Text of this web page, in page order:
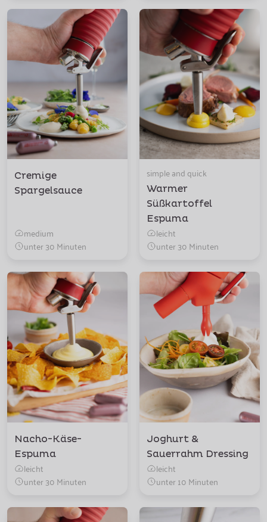
Cremige
Spargelsauce
medium
unter 30 Minuten
simple and quick
Warmer
Süßkartoffel
Espuma
leicht
unter 30 Minuten
Nacho-Käse-
Espuma
leicht
unter 30 Minuten
Joghurt &
Sauerrahm Dressing
leicht
unter 10 Minuten